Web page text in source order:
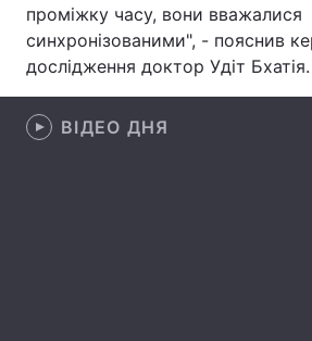
Інтерв'ю Думки
Архів
Контакти
проміжку часу, вони вважалися
синхронізованими", - пояснив
дослідження доктор Удіт Бхатія.
ВІДЕО ДНЯ